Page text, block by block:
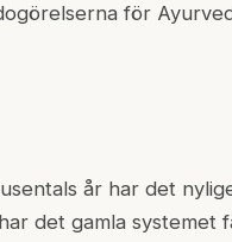
för
år har det
det gamla systemet